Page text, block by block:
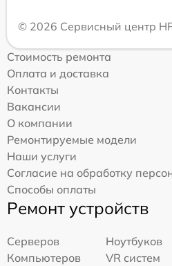
© 2026 Сервисный центр
Стоимость ремонта
Оплата и доставка
Контакты
Вакансии
О компании
Ремонтируемые модели
Наши услуги
Согласие на обработку
Способы оплаты
Ремонт устройств
Серверов
Ноутбуков
Компьютеров
VR систем